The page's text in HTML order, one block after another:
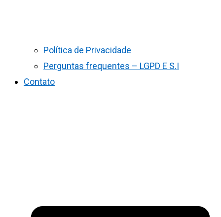
Política de Privacidade
Perguntas frequentes – LGPD E S.I
Contato